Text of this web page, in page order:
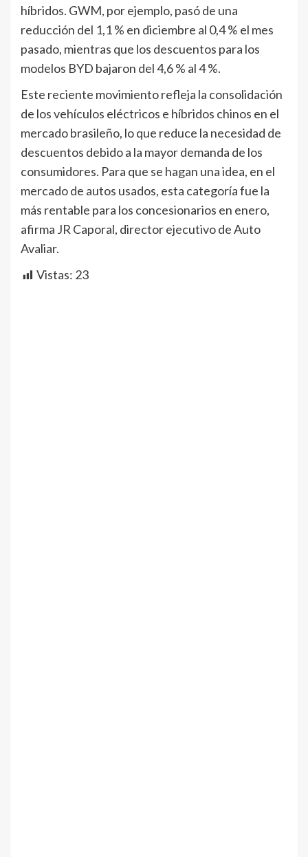
híbridos. GWM, por ejemplo, pasó de una
reducción del 1,1 % en diciembre al 0,4 % el mes
pasado, mientras que los descuentos para los
modelos BYD bajaron del 4,6 % al 4 %.
Este reciente movimiento refleja la consolidación
de los vehículos eléctricos e híbridos chinos en el
mercado brasileño, lo que reduce la necesidad de
descuentos debido a la mayor demanda de los
consumidores. Para que se hagan una idea, en el
mercado de autos usados, esta categoría fue la
más rentable para los concesionarios en enero,
afirma JR Caporal, director ejecutivo de Auto
Avaliar.
Vistas: 23